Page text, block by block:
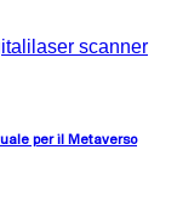
laser scanner
per il Metaverso